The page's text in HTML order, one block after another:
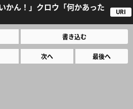
かん！」クロウ「何かあった
URI
書き込む
次へ 最後へ